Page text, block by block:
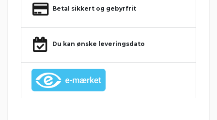
Betal sikkert og gebyrfrit
Du kan ønske leveringsdato